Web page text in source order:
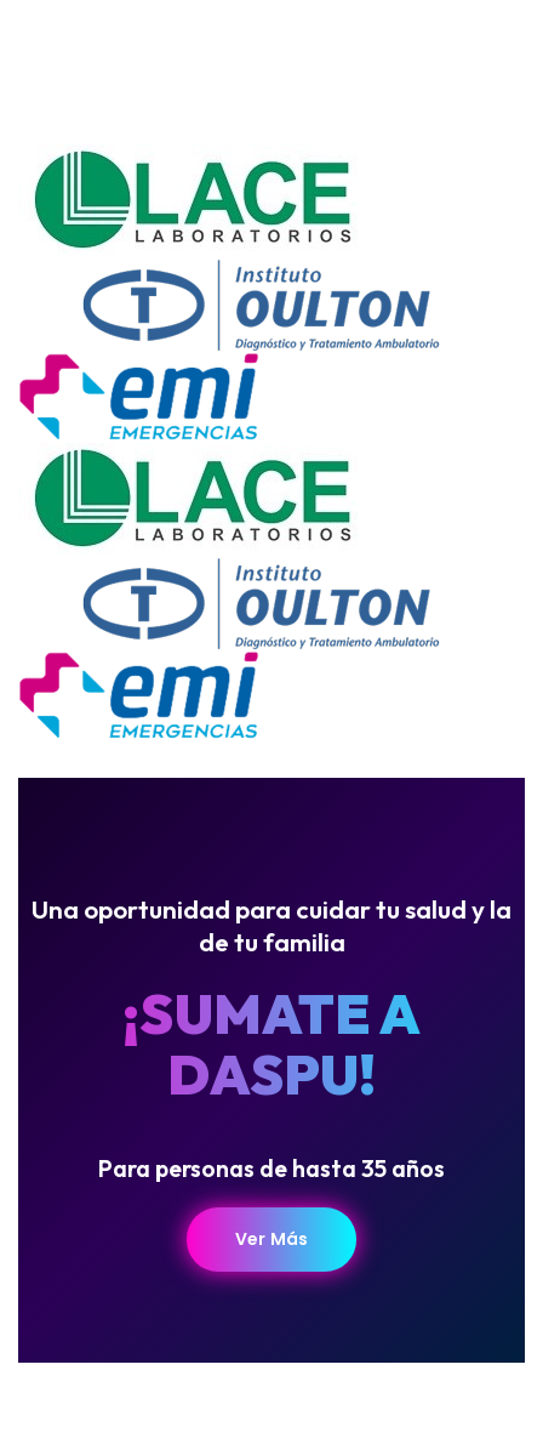
Una oportunidad para cuidar tu salud y la
de tu familia
¡SUMATE A
DASPU!
Para personas de hasta 35 años
Ver Más